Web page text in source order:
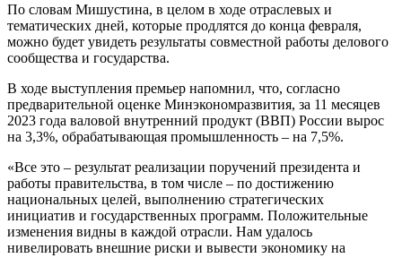
По словам Мишустина, в целом в ходе отраслевых и
тематических дней, которые продлятся до конца февраля,
можно будет увидеть результаты совместной работы делового
сообщества и государства.
В ходе выступления премьер напомнил, что, согласно
предварительной оценке Минэкономразвития, за 11 месяцев
2023 года валовой внутренний продукт (ВВП) России вырос
на 3,3%, обрабатывающая промышленность – на 7,5%.
«Все это – результат реализации поручений президента и
работы правительства, в том числе – по достижению
национальных целей, выполнению стратегических
инициатив и государственных программ. Положительные
изменения видны в каждой отрасли. Нам удалось
нивелировать внешние риски и вывести экономику на